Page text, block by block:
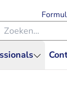
binnen de